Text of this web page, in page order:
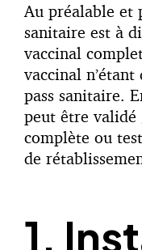
Au préalable et
sanitaire est à
vaccinal
vaccinal n’étant
pass sanitaire.
peut être validé
complète ou
de
1.